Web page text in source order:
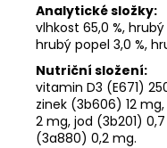
Analytické složky:
vlhkost 65,0 %, hrubý
hrubý popel 3,0 %,
Nutriční složení:
vitamin D3 (E671)
zinek (3b606) 12
2 mg, jod (3b201)
(3a880) 0,2 mg.